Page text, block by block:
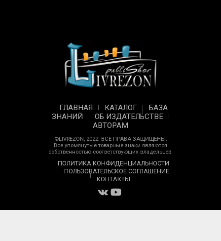
ГЛАВНАЯ КАТАЛОГ
БАЗА
ЗНАНИЙ
ОБ ИЗДАТЕЛЬСТВЕ
АВТОРАМ
©LIVREZON, 2022. ВСЕ ПРАВА ЗАЩИЩЕНЫ.
Все упомянутые товарные знаки являются
собственностью соответствующих владельцев.
ПОЛИТИКА КОНФИДЕНЦИАЛЬНОСТИ
ПОЛЬЗОВАТЕЛЬСКОЕ СОГЛАШЕНИЕ
КОНТАКТЫ